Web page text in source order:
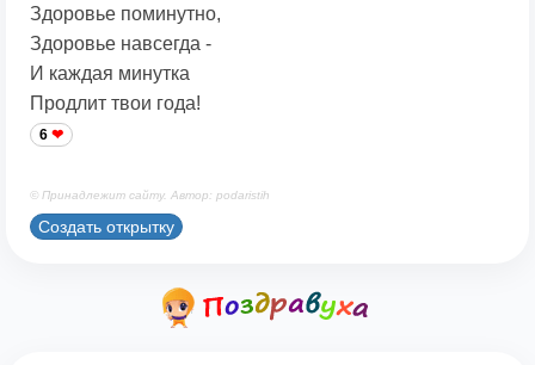
Здоровье поминутно,
Здоровье навсегда -
И каждая минутка
Продлит твои года!
6
© Принадлежит сайту. Автор: podaristih
Создать открытку